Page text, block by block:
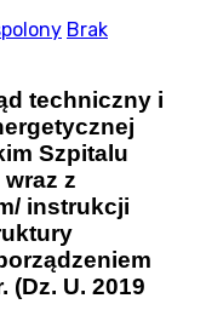
Brak
techniczny i
Szpitalu
z
instrukcji
(Dz. U. 2019